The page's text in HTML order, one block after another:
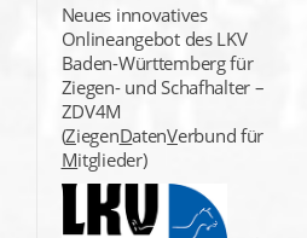
Neues innovatives
Onlineangebot des LKV
Baden-Württemberg für
Ziegen- und Schafhalter –
ZDV4M
(ZiegenDatenVerbund für
Mitglieder)